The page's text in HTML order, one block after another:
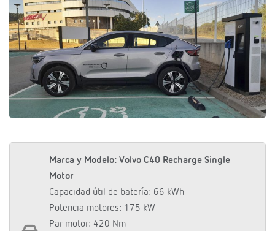
Marca y Modelo: Volvo C40 Recharge Single
Motor
Capacidad útil de batería: 66 kWh
Potencia motores: 175 kW
Par motor: 420 Nm